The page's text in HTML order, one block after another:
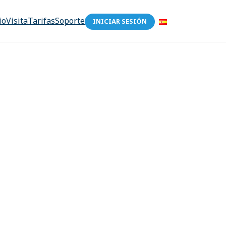
VisitaTarifasSoporte INICIAR SESIÓN